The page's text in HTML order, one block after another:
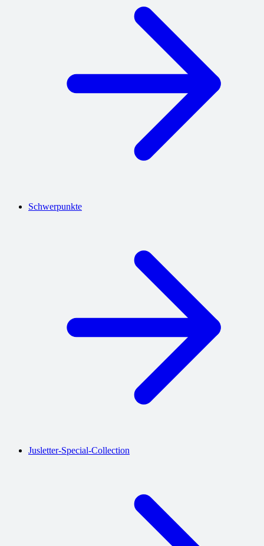
Schwerpunkte
Jusletter-Special-Collection